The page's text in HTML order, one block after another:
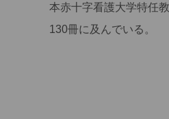
本赤十字看護大学特任
130冊に及んでいる。